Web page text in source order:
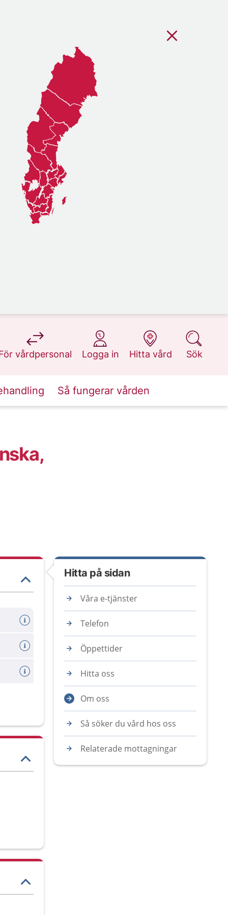
vårdpersonal
på 1177.se
Logga in
på 1177.se
Hitta vård
på 1177.se
Sök
på 1177.se
Så fungerar vården
Hitta på sidan
Våra e-tjänster
Telefon
Öppettider
Hitta oss
Om oss
Så söker du vård hos oss
Relaterade mottagningar